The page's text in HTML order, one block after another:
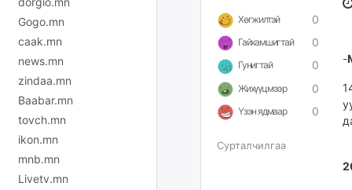
Gogo.mn
caak.mn
news.mn
zindaa.mn
Baabar.mn
tovch.mn
ikon.mn
mnb.mn
Livetv.mn
Хөгжилтэй 0
Гайхамшигтай 0
Гунигтай 0
Жихүүцмээр 0
Үзэн ядмаар 0
Сурталчилгаа
-